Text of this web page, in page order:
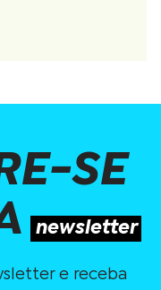
SE
newsletter
e receba